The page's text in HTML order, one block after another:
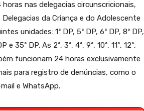
nas delegacias circunscricionais,
da Criança e do Adolescente
unidades: 1ª DP, 5ª DP, 6ª DP, 8ª DP,
e 35ª DP. As 2ª, 3ª, 4ª, 9ª, 10ª, 11ª, 12ª,
funcionam 24 horas exclusivamente
para registro de denúncias, como o
e WhatsApp.